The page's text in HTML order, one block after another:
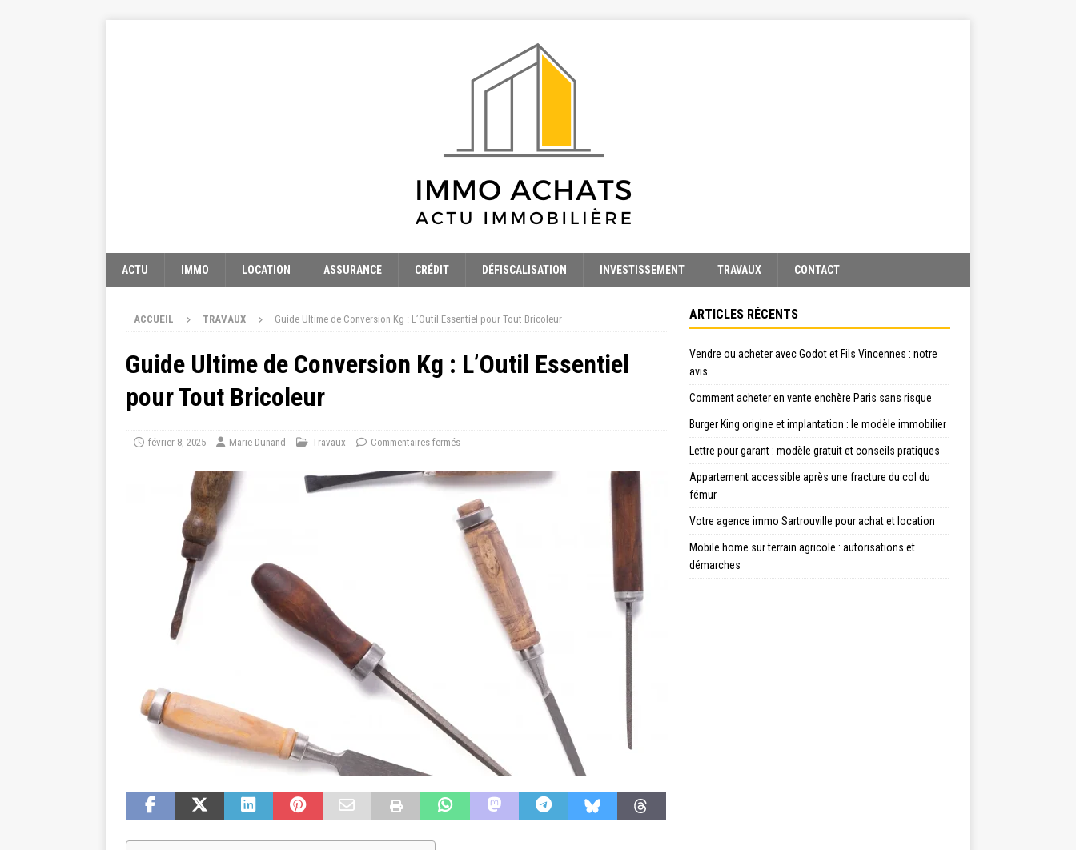
ACTU IMMO LOCATION ASSURANCE CRÉDIT DÉFISCALISATION INVESTISSEMENT TRAVAUX CONTACT
ACCUEIL TRAVAUX Guide Ultime de Conversion Kg : L’Outil Essentiel pour Tout Bricoleur
Guide Ultime de Conversion Kg : L’Outil Essentiel
pour Tout Bricoleur
février 8, 2025 Marie Dunand Travaux Commentaires fermés
ARTICLES RÉCENTS
Vendre ou acheter avec Godot et Fils Vincennes : notre
avis
Comment acheter en vente enchère Paris sans risque
Burger King origine et implantation : le modèle immobilier
Lettre pour garant : modèle gratuit et conseils pratiques
Appartement accessible après une fracture du col du
fémur
Votre agence immo Sartrouville pour achat et location
Mobile home sur terrain agricole : autorisations et
démarches